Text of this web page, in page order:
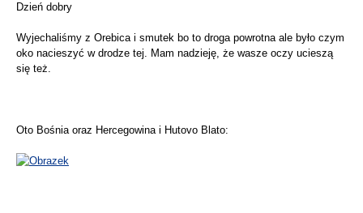
Dzień dobry
Wyjechaliśmy z Orebica i smutek bo to droga powrotna ale było czym
oko nacieszyć w drodze tej. Mam nadzieję, że wasze oczy ucieszą
się też.
Oto Bośnia oraz Hercegowina i Hutovo Blato: